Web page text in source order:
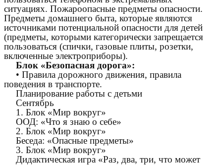
ситуациях. Пожароопасные предметы опасности.
Предметы домашнего быта, которые являются
источниками потенциальной опасности для детей
(предметы, которыми категорически запрещается
пользоваться (спички, газовые плиты, розетки,
включенные электроприборы).
Блок «Безопасная дорога»:
• Правила дорожного движения, правила
поведения в транспорте.
Планирование работы с детьми
Сентябрь
1. Блок «Мир вокруг»
ООД: «Что я знаю о себе»
2. Блок «Мир вокруг»
Беседа: «Опасные предметы»
3. Блок «Мир вокруг»
Дидактическая игра «Раз, два, три, что может